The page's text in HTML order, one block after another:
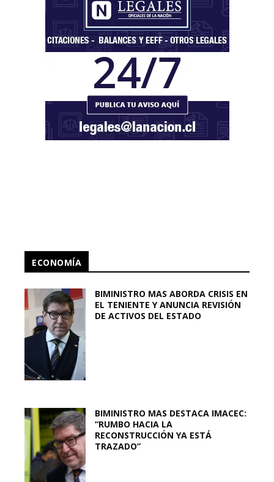
ECONOMÍA
BIMINISTRO MAS ABORDA CRISIS EN
EL TENIENTE Y ANUNCIA REVISIÓN
DE ACTIVOS DEL ESTADO
BIMINISTRO MAS DESTACA IMACEC:
“RUMBO HACIA LA
RECONSTRUCCIÓN YA ESTÁ
TRAZADO”